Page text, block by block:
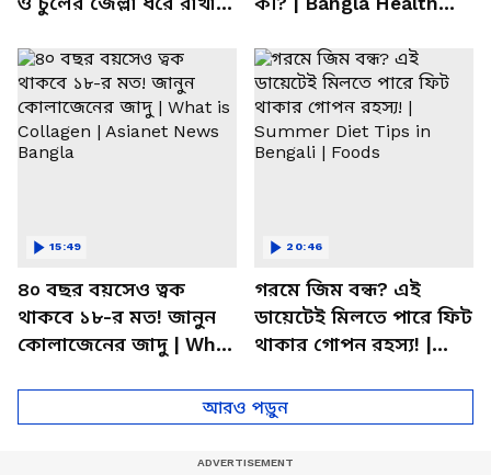
৪০ বছর বয়সেও ত্বক
থাকবে ১৮-র মত! জানুন
কোলাজেনের জাদু | What
15:49
গরমে জিম বন্ধ? এই
ডায়েটেই মিলতে পারে ফিট
থাকার গোপন রহস্য! |
Bengali | Foods
20:46
আরও পড়ুন